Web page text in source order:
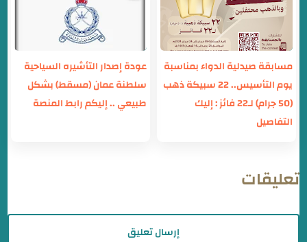
مسابقة صيدلية الدواء بمناسبة
يوم التأسيس.. 22 سبيكة ذهب
(50 جرام) لـ22 فائز : إليك
التفاصيل
عودة إصدار التأشيره السياحية
سلطنة عمان (مسقط) بشكل
طبيعي .. إليكم رابط المنصة
تعليقات
إرسال تعليق